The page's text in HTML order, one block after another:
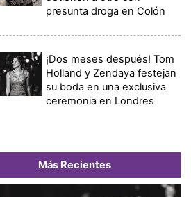
presunta droga en Colón
¡Dos meses después! Tom
Holland y Zendaya festejan
su boda en una exclusiva
ceremonia en Londres
Más Recientes